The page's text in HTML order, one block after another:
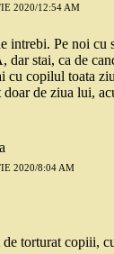
2020/12:54 AM
intrebi. Pe noi cu
dar stai, ca de
cu copilul toata
de ziua lui,
2020/8:04 AM
torturat copiii,